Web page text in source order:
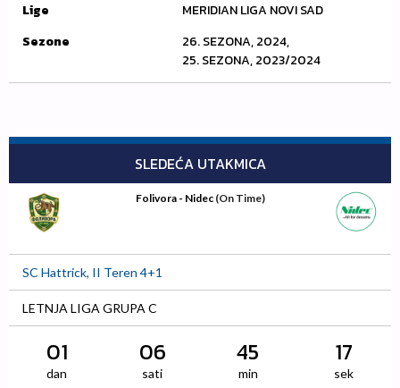
Lige
MERIDIAN LIGA NOVI SAD
Sezone
26. SEZONA, 2024,
25. SEZONA, 2023/2024
SLEDEĆA UTAKMICA
Folivora - Nidec(On Time)
SC Hattrick, II Teren 4+1
LETNJA LIGA GRUPA C
01
dan
06
sati
45
min
16
sek